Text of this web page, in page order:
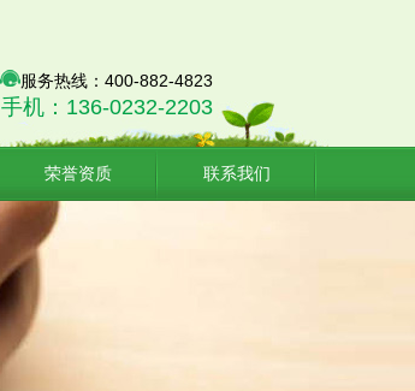
服务热线：400-882-4823
手机：136-0232-2203
荣誉资质 联系我们